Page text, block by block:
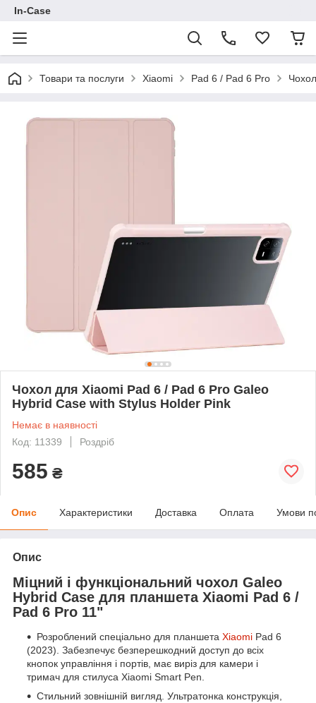
In-Case
Товари та послуги Xiaomi Pad 6 / Pad 6 Pro
Чохол для Xiaomi Pad 6 / Pad 6 Pro Galeo
Hybrid Case with Stylus Holder Pink
Немає в наявності
Код: 11339
Роздріб
585 ₴
Опис Характеристики Доставка Оплата Умови
Опис
Міцний і функціональний чохол Galeo
Hybrid Case для планшета Xiaomi Pad 6 /
Pad 6 Pro 11"
Розроблений спеціально для планшета Xiaomi Pad 6
(2023). Забезпечує безперешкодний доступ до всіх
кнопок управління і портів, має виріз для камери і
тримач для стилуса Xiaomi Smart Pen.
Стильний зовнішній вигляд. Ультратонка конструкція,